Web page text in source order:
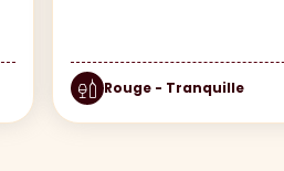
Rouge - Tranquille